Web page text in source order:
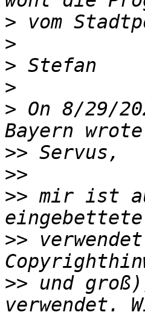
>
>
>
>
> On 8/29/
>>
>>
>> mir ist
>>
>> und